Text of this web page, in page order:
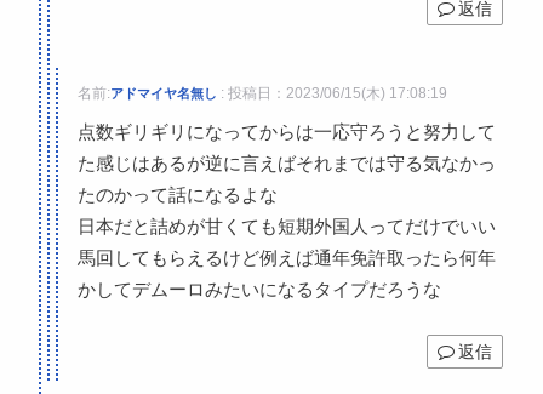
返信
名前:アドマイヤ名無し : 投稿日：2023/06/15(木) 17:08:19
点数ギリギリになってからは一応守ろうと努力して
た感じはあるが逆に言えばそれまでは守る気なかっ
たのかって話になるよな
日本だと詰めが甘くても短期外国人ってだけでいい
馬回してもらえるけど例えば通年免許取ったら何年
かしてデムーロみたいになるタイプだろうな
返信